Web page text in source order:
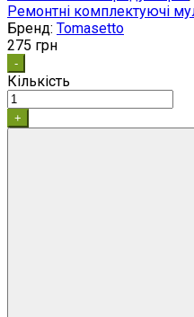
Ремонтні комплектуючі
Бренд: Tomasetto
275 грн
-
Кількість
+